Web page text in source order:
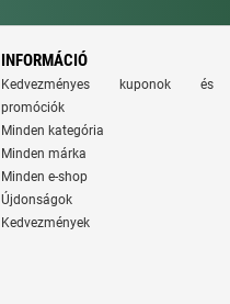
INFORMÁCIÓ
Kedvezményes kuponok és
promóciók
Minden kategória
Minden márka
Minden e-shop
Újdonságok
Kedvezmények